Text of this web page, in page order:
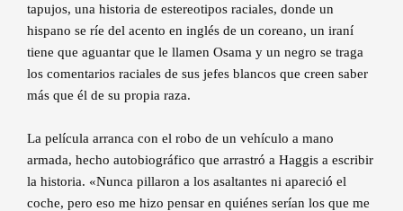
tapujos, una historia de estereotipos raciales, donde un
hispano se ríe del acento en inglés de un coreano, un iraní
tiene que aguantar que le llamen Osama y un negro se traga
los comentarios raciales de sus jefes blancos que creen saber
más que él de su propia raza.
La película arranca con el robo de un vehículo a mano
armada, hecho autobiográfico que arrastró a Haggis a escribir
la historia. «Nunca pillaron a los asaltantes ni apareció el
coche, pero eso me hizo pensar en quiénes serían los que me